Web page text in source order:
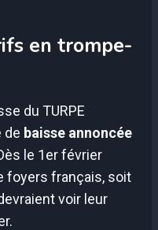
en trompe-
du TURPE
de baisse annoncée
le 1er février
foyers français, soit
voir leur